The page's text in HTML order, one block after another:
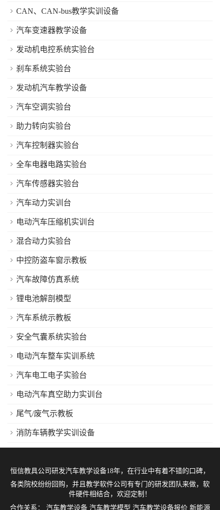
CAN、CAN-bus教学实训设备
汽车变速器教学设备
发动机电控系统实验台
刹车系统实验台
发动机汽车教学设备
汽车空调实验台
助力转向实验台
汽车控制器实验台
全车电器电路实验台
汽车传感器实验台
汽车动力实训台
电动汽车压缩机实训台
混合动力实验台
中控防盗车窗示教板
汽车故障仿真系统
锂电池解剖模型
汽车系统示教板
安全气囊系统实验台
电动汽车整车实训系统
汽车电工电子实验台
电动汽车真空助力实训台
尾气/废气示教板
消防车辆教学实训设备
恒信教具公司研发汽车教学设备18年，在行业中有着不错的口碑，
各类院校纷纷回购，并且教学软件公司有专门的研发团队来做，软
件硬件相结合，欢迎定制！
合作关系： 汽车教学设备 汽车教学模型 汽车教学设备报价 新能源